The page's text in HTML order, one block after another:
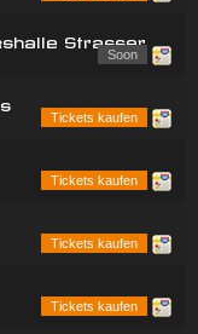
Strasser
Soon
Tickets kaufen
Tickets kaufen
Tickets kaufen
Tickets kaufen